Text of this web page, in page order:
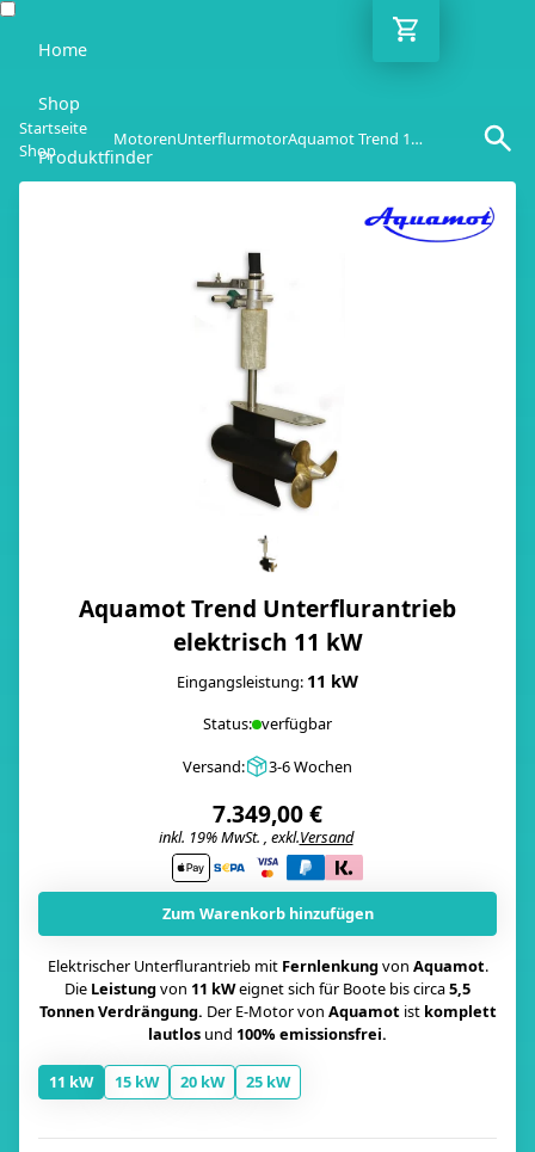
Home
Shop
Produktfinder
Startseite
Shop
MotorenUnterflurmotor Aquamot Trend 11.0UF
Aquamot Trend Unterflurantrieb
elektrisch 11 kW
Eingangsleistung: 11 kW
Status: verfügbar
Versand:
3-6 Wochen
7.349,00 €
inkl. 19% MwSt. , exkl.Versand
Zum Warenkorb hinzufügen
Elektrischer Unterflurantrieb mit Fernlenkungvon Aquamot.
Die Leistungvon 11 kWeignet sich für Boote bis circa5,5
Tonnen Verdrängung. Der E-Motor von Aquamot ist komplett
lautlos und 100% emissionsfrei.
11 kW 15 kW 20 kW 25 kW